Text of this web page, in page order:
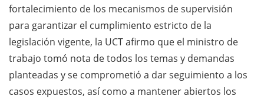
fortalecimiento de los mecanismos de supervisión
para garantizar el cumplimiento estricto de la
legislación vigente, la UCT afirmo que el ministro de
trabajo tomó nota de todos los temas y demandas
planteadas y se comprometió a dar seguimiento a los
casos expuestos, así como a mantener abiertos los